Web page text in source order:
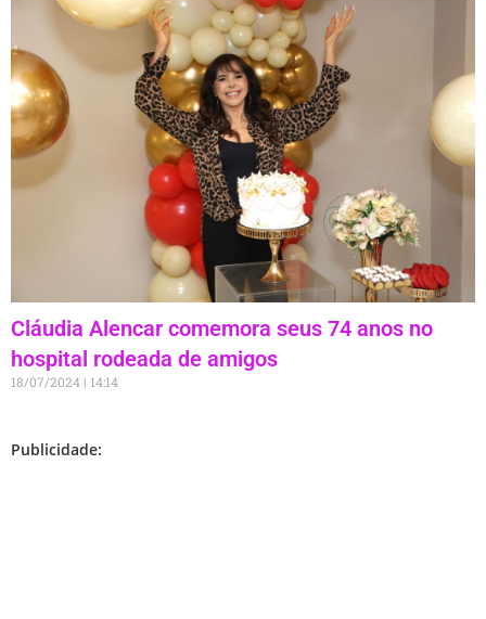
Cláudia Alencar comemora seus 74 anos no
hospital rodeada de amigos
18/07/2024 14:14
Publicidade: